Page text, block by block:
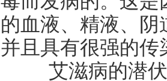
的血液、精液、
并且具有很强的传
艾滋病的潜伏